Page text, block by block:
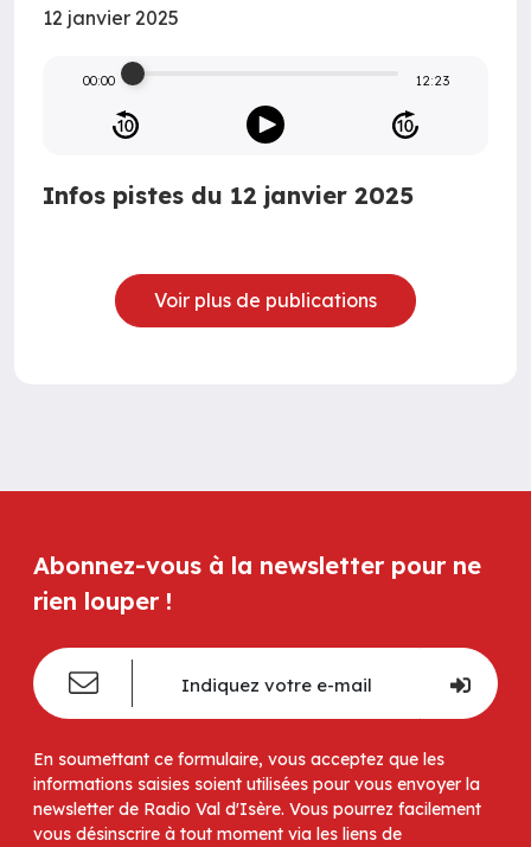
12 janvier 2025
00:00 12:23
Infos pistes du 12 janvier 2025
Voir plus de publications
Abonnez-vous à la newsletter pour ne
rien louper !
En soumettant ce formulaire, vous acceptez que les
informations saisies soient utilisées pour vous envoyer la
newsletter de Radio Val d'Isère. Vous pourrez facilement
vous désinscrire à tout moment via les liens de